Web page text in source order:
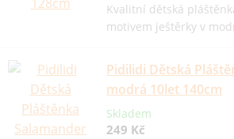
Kvalitní dětská
motivem ještěrky v
Pidilidi Dětská
modrá 10let 140cm
Skladem
249 Kč